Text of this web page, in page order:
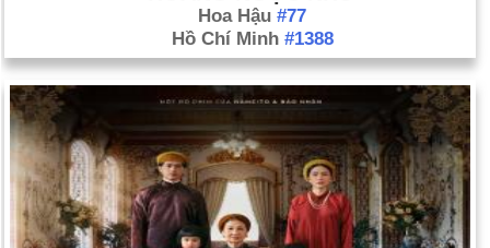
Hoa Hậu #77
Hồ Chí Minh #1388